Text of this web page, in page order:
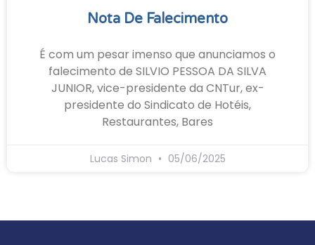
Nota De Falecimento
É com um pesar imenso que anunciamos o
falecimento de SILVIO PESSOA DA SILVA
JUNIOR, vice-presidente da CNTur, ex-
presidente do Sindicato de Hotéis,
Restaurantes, Bares
Lucas Simon 05/06/2025